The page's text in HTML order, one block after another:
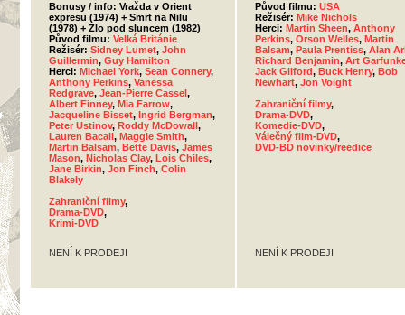
Bonusy / info: Vražda v Orient
expresu (1974) + Smrt na Nilu
(1978) + Zlo pod sluncem (1982)
Původ filmu: Velká Británie
Režisér: Sidney Lumet, John
Guillermin, Guy Hamilton
Herci: Michael York, Sean Connery,
Anthony Perkins, Vanessa
Redgrave, Jean-Pierre Cassel,
Albert Finney, Mia Farrow,
Jacqueline Bisset, Ingrid Bergman,
Peter Ustinov, Roddy McDowall,
Lauren Bacall, Maggie Smith,
Martin Balsam, Bette Davis, James
Mason, Nicholas Clay, Lois Chiles,
Jane Birkin, Jon Finch, Colin
Blakely
Zahraniční filmy,
Drama-DVD,
Krimi-DVD
NENÍ K PRODEJI
Původ filmu: USA
Režisér: Mike Nichols
Herci: Martin Sheen, Anthony
Perkins, Orson Welles, Martin
Balsam, Paula Prentiss, Alan
Richard Benjamin, Art
Jack Gilford, Buck Henry, Bob
Newhart, Jon Voight
Zahraniční filmy,
Drama-DVD,
Komedie-DVD,
Válečný film-DVD,
DVD-BD novinky/reedice
NENÍ K PRODEJI